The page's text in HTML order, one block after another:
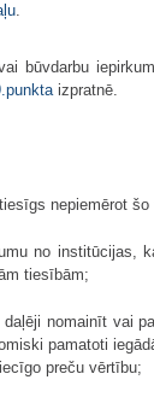
.
būvdarbu
izpratnē.
nepiemērot šo
no institūcijas,
tiesībām;
nomainīt vai
pamatoti
preču vērtību;